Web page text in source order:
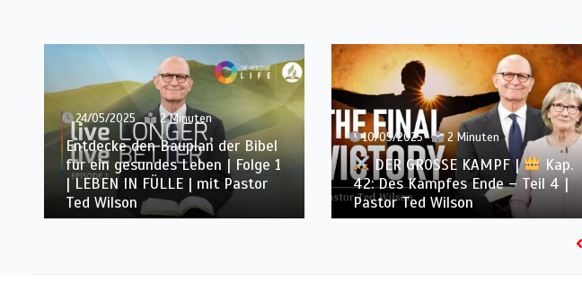
10/05/2025 2 Minuten
DER GROSSE KAMPF |
Kap.
42: Des Kampfes Ende – Teil 4 |
Pastor Ted Wilson
24/04/2025 2 Minuten
DER GROSSE KAMPF |
Kap.
42: Des Kampfes Ende – Teil 3 |
Pastor Ted Wilson